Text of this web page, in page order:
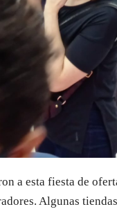
a esta fiesta de
Algunas